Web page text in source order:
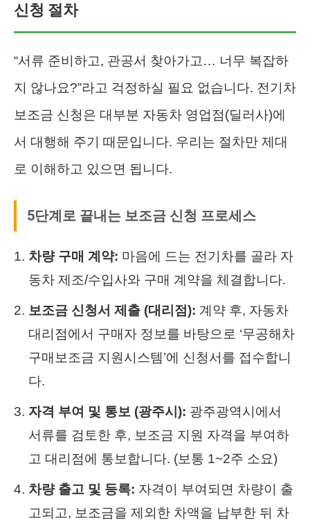
신청 절차
“서류 준비하고, 관공서 찾아가고… 너무 복잡하
지 않나요?”라고 걱정하실 필요 없습니다. 전기차
보조금 신청은 대부분 자동차 영업점(딜러사)에
서 대행해 주기 때문입니다. 우리는 절차만 제대
로 이해하고 있으면 됩니다.
5단계로 끝내는 보조금 신청 프로세스
차량 구매 계약: 마음에 드는 전기차를 골라 자
동차 제조/수입사와 구매 계약을 체결합니다.
보조금 신청서 제출 (대리점): 계약 후, 자동차
대리점에서 구매자 정보를 바탕으로 ‘무공해차
구매보조금 지원시스템’에 신청서를 접수합니
다.
자격 부여 및 통보 (광주시): 광주광역시에서
서류를 검토한 후, 보조금 지원 자격을 부여하
고 대리점에 통보합니다. (보통 1~2주 소요)
차량 출고 및 등록: 자격이 부여되면 차량이 출
고되고, 보조금을 제외한 차액을 납부한 뒤 차